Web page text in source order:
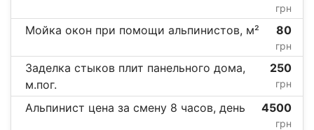
грн
Мойка окон при помощи альпинистов, м² 80
грн
Заделка стыков плит панельного дома,
м.пог.
250
грн
Альпинист цена за смену 8 часов, день 4500
грн